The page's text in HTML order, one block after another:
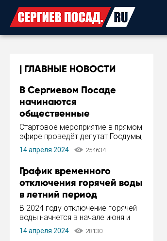
ГЛАВНЫЕ НОВОСТИ
В Сергиевом Посаде
начинаются
общественные
обсуждения Стратегии
развития города
Стартовое мероприятие в прямом
эфире проведёт депутат Госдумы,
инициатор и автор Концепции
развития Сергиева Посада и
Пахомов.
14 апреля 2024 254634
График временного
отключения горячей воды
в летний период
В 2024 году отключение горячей
воды начнется в начале июня и
завершится в конце августа.
Период отключения составит не
14 апреля 2024 28130